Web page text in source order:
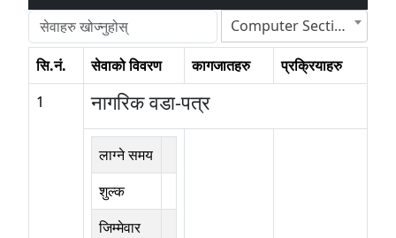
Computer Section(कम्पुटर शाखा)
सि.नं. सेवाको विवरण कागजातहरु
प्रक्रियाहरु
1
नागरिक वडा-पत्र
लाग्ने समय
शुल्क
जिम्मेवार